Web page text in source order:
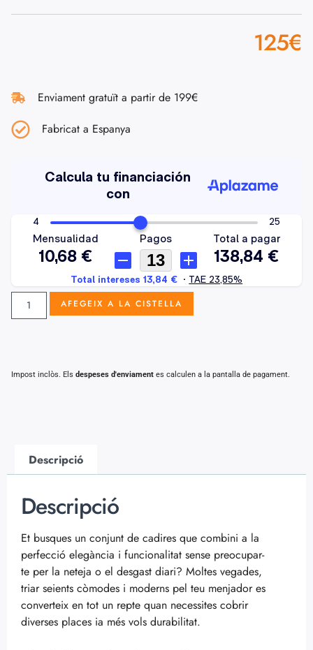
125€
Enviament gratuït a partir de 199€
Fabricat a Espanya
AFEGEIX A LA CISTELLA
Impost inclòs. Els despeses d'enviament es calculen a la pantalla de pagament.
Descripció
Descripció
Et busques un conjunt de cadires que combini a la
perfecció elegància i funcionalitat sense preocupar-
te per la neteja o el desgast diari? Moltes vegades,
triar seients còmodes i moderns pel teu menjador es
converteix en tot un repte quan necessites cobrir
diverses places ia més vols durabilitat.